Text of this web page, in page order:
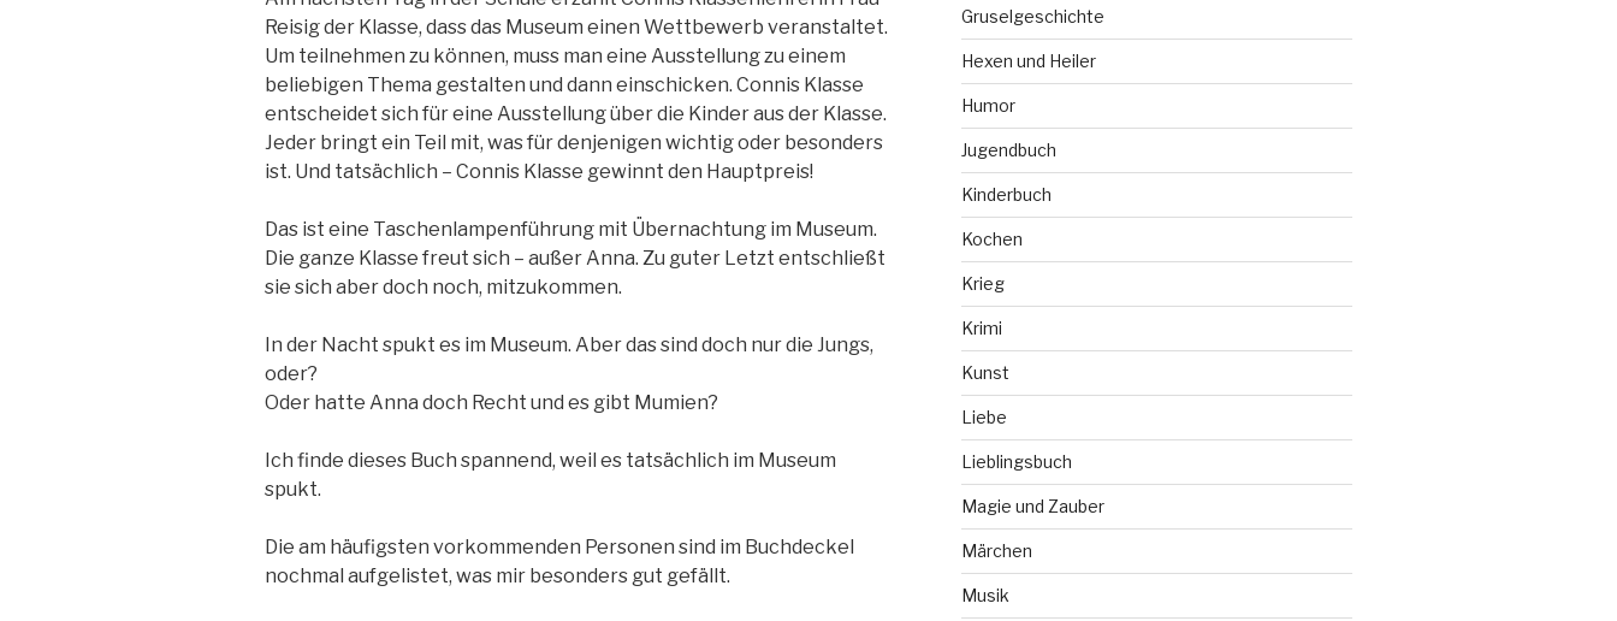
Reisig der Klasse, dass das Museum einen Wettbewerb veranstaltet.
Um teilnehmen zu können, muss man eine Ausstellung zu einem
beliebigen Thema gestalten und dann einschicken. Connis Klasse
entscheidet sich für eine Ausstellung über die Kinder aus der Klasse.
Jeder bringt ein Teil mit, was für denjenigen wichtig oder besonders
ist. Und tatsächlich – Connis Klasse gewinnt den Hauptpreis!
Das ist eine Taschenlampenführung mit Übernachtung im Museum.
Die ganze Klasse freut sich – außer Anna. Zu guter Letzt entschließt
sie sich aber doch noch, mitzukommen.
In der Nacht spukt es im Museum. Aber das sind doch nur die Jungs,
oder?
Oder hatte Anna doch Recht und es gibt Mumien?
Ich finde dieses Buch spannend, weil es tatsächlich im Museum
spukt.
Die am häufigsten vorkommenden Personen sind im Buchdeckel
nochmal aufgelistet, was mir besonders gut gefällt.
Gruselgeschichte
Hexen und Heiler
Humor
Jugendbuch
Kinderbuch
Kochen
Krieg
Krimi
Kunst
Liebe
Lieblingsbuch
Magie und Zauber
Märchen
Musik